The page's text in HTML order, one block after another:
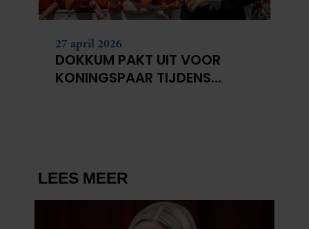
27 april 2026
DOKKUM PAKT UIT VOOR
KONINGSPAAR TIJDENS